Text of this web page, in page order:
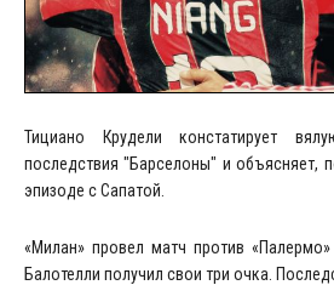
Тициано Крудели констатирует
последствия "Барселоны" и объясняет,
эпизоде с Сапатой.
«Милан» провел матч против
Балотелли получил свои три очка.